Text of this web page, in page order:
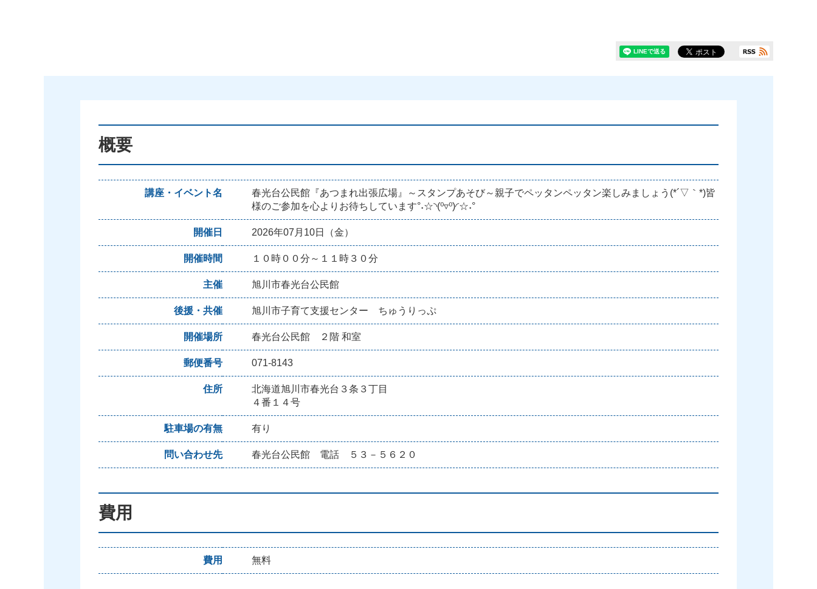
概要
講座・イベント名
春光台公民館『あつまれ出張広場』～スタンプあそび～親子でペッタンペッタン楽しみましょう(*´▽｀*)皆
様のご参加を心よりお待ちしています°˖☆◝(⁰▿⁰)◜☆˖°
開催日 2026年07月10日（金）
開催時間 １０時００分～１１時３０分
主催 旭川市春光台公民館
後援・共催 旭川市子育て支援センター ちゅうりっぷ
開催場所 春光台公民館 ２階 和室
郵便番号 071-8143
住所
北海道旭川市春光台３条３丁目
４番１４号
駐車場の有無 有り
問い合わせ先 春光台公民館 電話 ５３－５６２０
費用
費用 無料